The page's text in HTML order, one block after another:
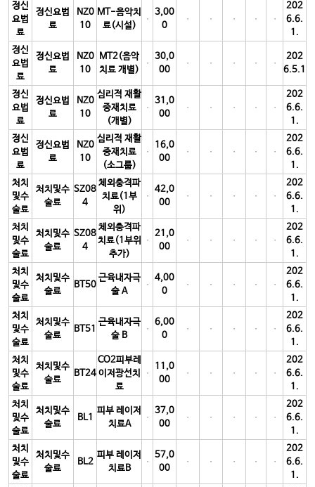
정신
요법
료
정신요법
료
NZ0
10
MT-음악치
료(시설)
3,00
0
202
6.6.
1.
정신
요법
료
정신요법
료
NZ0
10
MT2(음악
치료 개별)
30,0
00
202
6.5.1
정신
요법
료
정신요법
료
NZ0
10
심리적 재활
중재치료
(개별)
31,0
00
202
6.6.
1.
정신
요법
료
정신요법
료
NZ0
10
심리적 재활
중재치료
(소그룹)
16,0
00
202
6.6.
1.
처치
및수
술료
처치및수
술료
SZ08
4
체외충격파
치료(1부
위)
42,0
00
202
6.6.
1.
처치
및수
술료
처치및수
술료
SZ08
4
체외충격파
치료(1부위
추가)
21,0
00
202
6.6.
1.
처치
및수
술료
처치및수
술료
BT50
근육내자극
술 A
4,00
0
202
6.6.
1.
처치
및수
술료
처치및수
술료
BT51
근육내자극
술 B
6,00
0
202
6.6.
1.
처치
및수
술료
처치및수
술료
BT24
CO2피부레
이저광선치
료
11,0
00
202
6.6.
1.
처치
및수
술료
처치및수
술료
BL1
피부 레이저
치료A
37,0
00
202
6.6.
1.
처치
및수
술료
처치및수
술료
BL2
피부 레이저
치료B
57,0
00
202
6.6.
1.